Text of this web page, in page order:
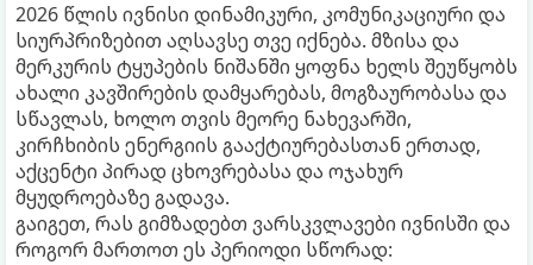
2026 წლის ივნისი დინამიკური, კომუნიკაციური და
სიურპრიზებით აღსავსე თვე იქნება. მზისა და
მერკურის ტყუპების ნიშანში ყოფნა ხელს შეუწყობს
ახალი კავშირების დამყარებას, მოგზაურობასა და
სწავლას, ხოლო თვის მეორე ნახევარში,
კირჩხიბის ენერგიის გააქტიურებასთან ერთად,
აქცენტი პირად ცხოვრებასა და ოჯახურ
მყუდროებაზე გადავა.
გაიგეთ, რას გიმზადებთ ვარსკვლავები ივნისში და
როგორ მართოთ ეს პერიოდი სწორად: